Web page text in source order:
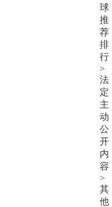
球
推
荐
排
行
>
法
定
主
动
公
开
内
容
>
其
他